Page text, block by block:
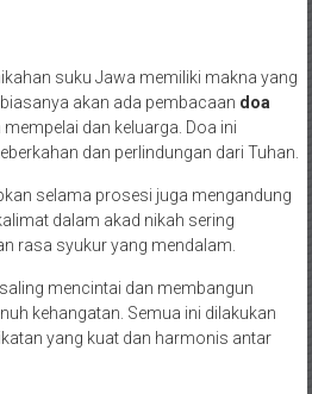
suku Jawa memiliki makna yang
akan ada pembacaan doa
dan keluarga. Doa ini
dan perlindungan dari Tuhan.
selama prosesi juga mengandung
dalam akad nikah sering
rasa syukur yang mendalam.
mencintai dan membangun
kehangatan. Semua ini dilakukan
yang kuat dan harmonis antar